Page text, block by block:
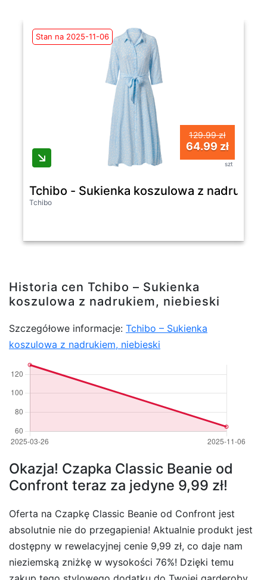
Stan na 2025-11-06
129.99 zł
64.99 zł
szt
Tchibo - Sukienka koszulowa z
Tchibo
Historia cen Tchibo – Sukienka
koszulowa z nadrukiem, niebieski
Szczegółowe informacje: Tchibo – Sukienka
koszulowa z nadrukiem, niebieski
Okazja! Czapka Classic Beanie od
Confront teraz za jedyne 9,99 zł!
Oferta na Czapkę Classic Beanie od Confront jest
absolutnie nie do przegapienia! Aktualnie produkt jest
dostępny w rewelacyjnej cenie 9,99 zł, co daje nam
nieziemską zniżkę w wysokości 76%! Dzięki temu